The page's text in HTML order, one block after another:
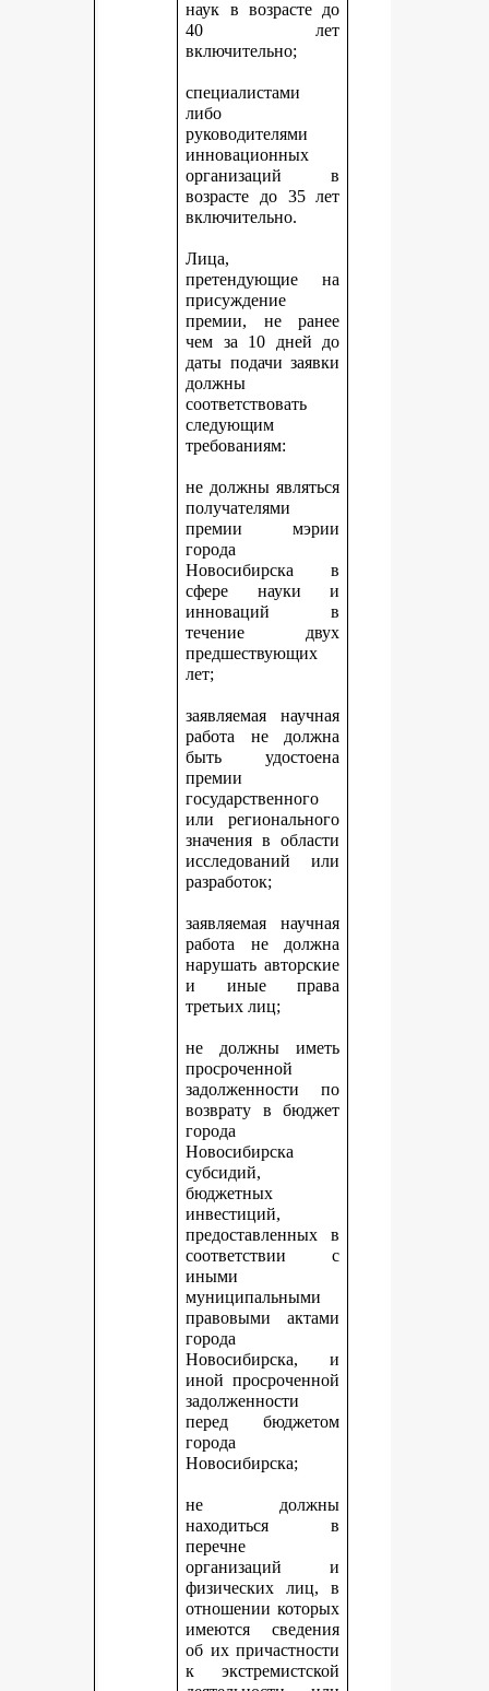
наук в возрасте до
40 лет
включительно;
специалистами
либо
руководителями
инновационных
организаций в
возрасте до 35 лет
включительно.
Лица,
претендующие на
присуждение
премии, не ранее
чем за 10 дней до
даты подачи заявки
должны
соответствовать
следующим
требованиям:
не должны являться
получателями
премии мэрии
города
Новосибирска в
сфере науки и
инноваций в
течение двух
предшествующих
лет;
заявляемая научная
работа не должна
быть удостоена
премии
государственного
или регионального
значения в области
исследований или
разработок;
заявляемая научная
работа не должна
нарушать авторские
и иные права
третьих лиц;
не должны иметь
просроченной
задолженности по
возврату в бюджет
города
Новосибирска
субсидий,
бюджетных
инвестиций,
предоставленных в
соответствии с
иными
муниципальными
правовыми актами
города
Новосибирска, и
иной просроченной
задолженности
перед бюджетом
города
Новосибирска;
не должны
находиться в
перечне
организаций и
физических лиц, в
отношении которых
имеются сведения
об их причастности
к экстремистской